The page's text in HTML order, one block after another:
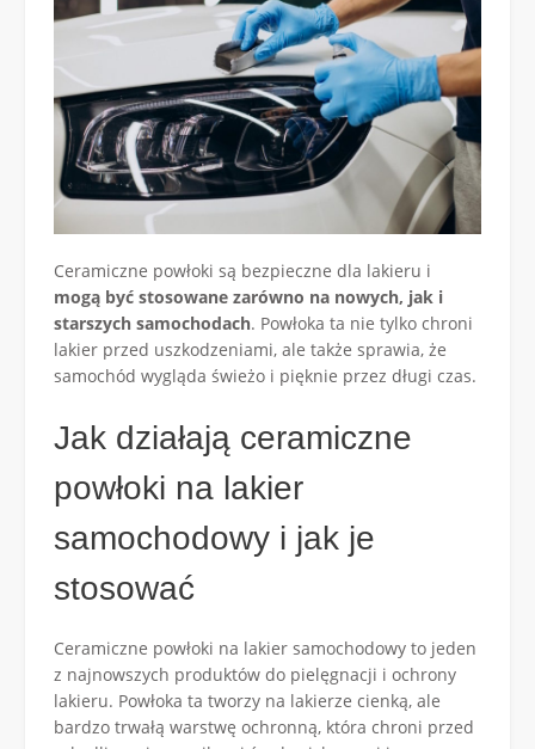
Ceramiczne powłoki są bezpieczne dla lakieru i
mogą być stosowane zarówno na nowych, jak i
starszych samochodach. Powłoka ta nie tylko chroni
lakier przed uszkodzeniami, ale także sprawia, że ​​
samochód wygląda świeżo i pięknie przez długi czas.
Jak działają ceramiczne
powłoki na lakier
samochodowy i jak je
stosować
Ceramiczne powłoki na lakier samochodowy to jeden
z najnowszych produktów do pielęgnacji i ochrony
lakieru. Powłoka ta tworzy na lakierze cienką, ale
bardzo trwałą warstwę ochronną, która chroni przed